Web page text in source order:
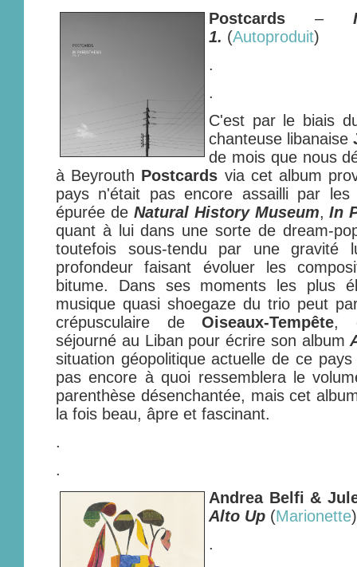
Postcards –
1. (Autoproduit)
.
.
C'est par le biais
chanteuse libanaise
de mois que nous
à Beyrouth Postcards via cet album
pays n'était pas encore assailli par
épurée de Natural History Museum, In
quant à lui dans une sorte de dream-
toutefois sous-tendu par une gravité
profondeur faisant évoluer les
bitume. Dans ses moments les plus
musique quasi shoegaze du trio peut
crépusculaire deOiseaux-Tempête,
séjourné au Liban pour écrire son album
situation géopolitique actuelle de ce
pas encore à quoi ressemblera le
parenthèse désenchantée, mais cet
la fois beau, âpre et fascinant.
.
.
Andrea Belfi &
Alto Up (Marionette)
.